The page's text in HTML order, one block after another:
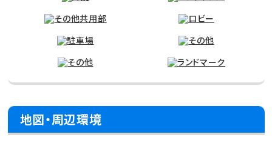
地図・周辺環境